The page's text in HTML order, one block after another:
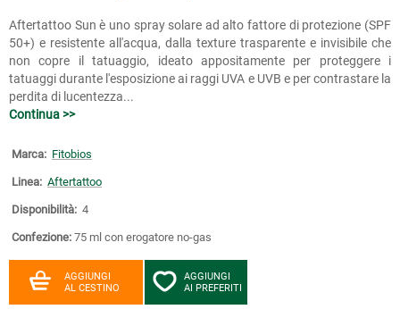
Aftertattoo Sun è uno spray solare ad alto fattore di protezione (SPF
50+) e resistente all'acqua, dalla texture trasparente e invisibile che
non copre il tatuaggio, ideato appositamente per proteggere i
tatuaggi durante l'esposizione ai raggi UVA e UVB e per contrastare la
perdita di lucentezza...
Continua >>
Marca: Fitobios
Linea: Aftertattoo
Disponibilità: 4
Confezione: 75 ml con erogatore no-gas
AGGIUNGI
AL CESTINO
AGGIUNGI
AI PREFERITI